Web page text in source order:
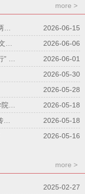
more >
2026-06-15
2026-06-06
2026-06-01
2026-05-30
2026-05-28
2026-05-18
2026-05-18
2026-05-16
more >
2025-02-27